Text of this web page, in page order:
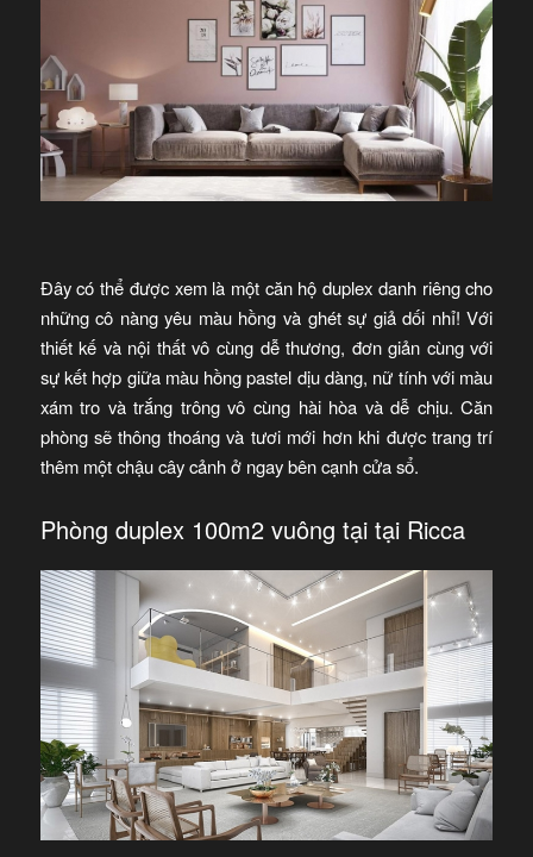
Đây có thể được xem là một căn hộ duplex danh riêng cho
những cô nàng yêu màu hồng và ghét sự giả dối nhỉ! Với
thiết kế và nội thất vô cùng dễ thương, đơn giản cùng với
sự kết hợp giữa màu hồng pastel dịu dàng, nữ tính với màu
xám tro và trắng trông vô cùng hài hòa và dễ chịu. Căn
phòng sẽ thông thoáng và tươi mới hơn khi được trang trí
thêm một chậu cây cảnh ở ngay bên cạnh cửa sổ.
Phòng duplex 100m2 vuông tại tại Ricca